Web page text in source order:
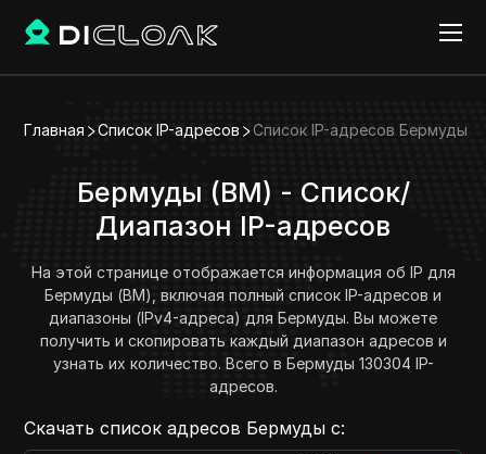
Главная Список IP-адресов Список IP-адресов Бермуды
Бермуды (BM) - Список/
Диапазон IP-адресов
На этой странице отображается информация об IP для
Бермуды (BM), включая полный список IP-адресов и
диапазоны (IPv4-адреса) для Бермуды. Вы можете
получить и скопировать каждый диапазон адресов и
узнать их количество. Всего в Бермуды 130304 IP-
адресов.
Скачать список адресов Бермуды с: